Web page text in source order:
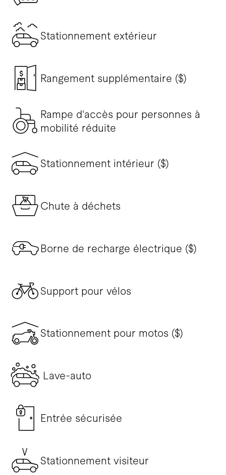
Stationnement extérieur
Rangement supplémentaire ($)
Rampe d'accès pour personnes à
mobilité réduite
Stationnement intérieur ($)
Chute à déchets
Borne de recharge électrique ($)
Support pour vélos
Stationnement pour motos ($)
Lave-auto
Entrée sécurisée
Stationnement visiteur